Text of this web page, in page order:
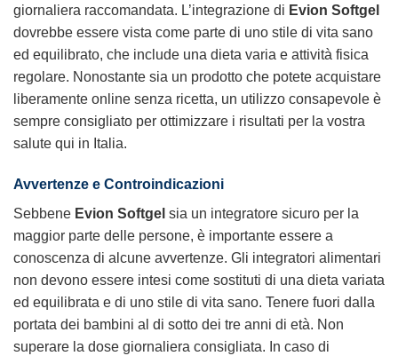
giornaliera raccomandata. L’integrazione di Evion Softgel
dovrebbe essere vista come parte di uno stile di vita sano
ed equilibrato, che include una dieta varia e attività fisica
regolare. Nonostante sia un prodotto che potete acquistare
liberamente online senza ricetta, un utilizzo consapevole è
sempre consigliato per ottimizzare i risultati per la vostra
salute qui in Italia.
Avvertenze e Controindicazioni
Sebbene Evion Softgel sia un integratore sicuro per la
maggior parte delle persone, è importante essere a
conoscenza di alcune avvertenze. Gli integratori alimentari
non devono essere intesi come sostituti di una dieta variata
ed equilibrata e di uno stile di vita sano. Tenere fuori dalla
portata dei bambini al di sotto dei tre anni di età. Non
superare la dose giornaliera consigliata. In caso di